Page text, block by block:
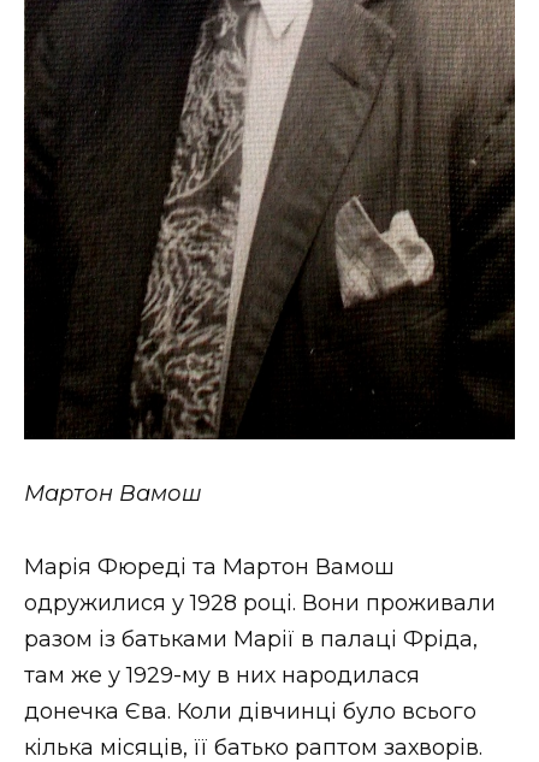
Мартон Вамош
Марія Фюреді та Мартон Вамош
одружилися у 1928 році. Вони проживали
разом із батьками Марії в палаці Фріда,
там же у 1929-му в них народилася
донечка Єва. Коли дівчинці було всього
кілька місяців, її батько раптом захворів.